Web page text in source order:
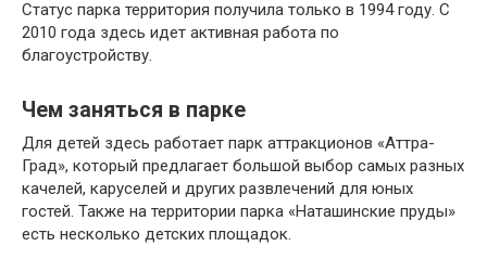
Статус парка территория получила только в 1994 году. С
2010 года здесь идет активная работа по
благоустройству.
Чем заняться в парке
Для детей здесь работает парк аттракционов «Аттра-
Град», который предлагает большой выбор самых разных
качелей, каруселей и других развлечений для юных
гостей. Также на территории парка «Наташинские пруды»
есть несколько детских площадок.